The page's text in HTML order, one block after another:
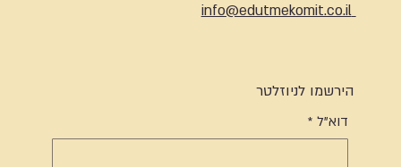
info@edutmekomit.co.il
הירשמו לניוזלטר
דוא"ל *